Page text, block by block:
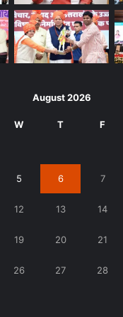
August 2026
W T F
5 6 7
12 13 14
19 20 21
26 27 28